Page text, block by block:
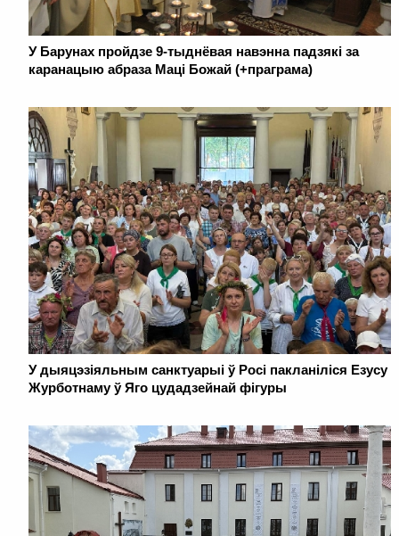
У Барунах пройдзе 9-тыднёвая навэнна падзякі за
каранацыю абраза Маці Божай (+праграма)
У дыяцэзіяльным санктуарыі ў Росі пакланіліся Езусу
Журботнаму ў Яго цудадзейнай фігуры